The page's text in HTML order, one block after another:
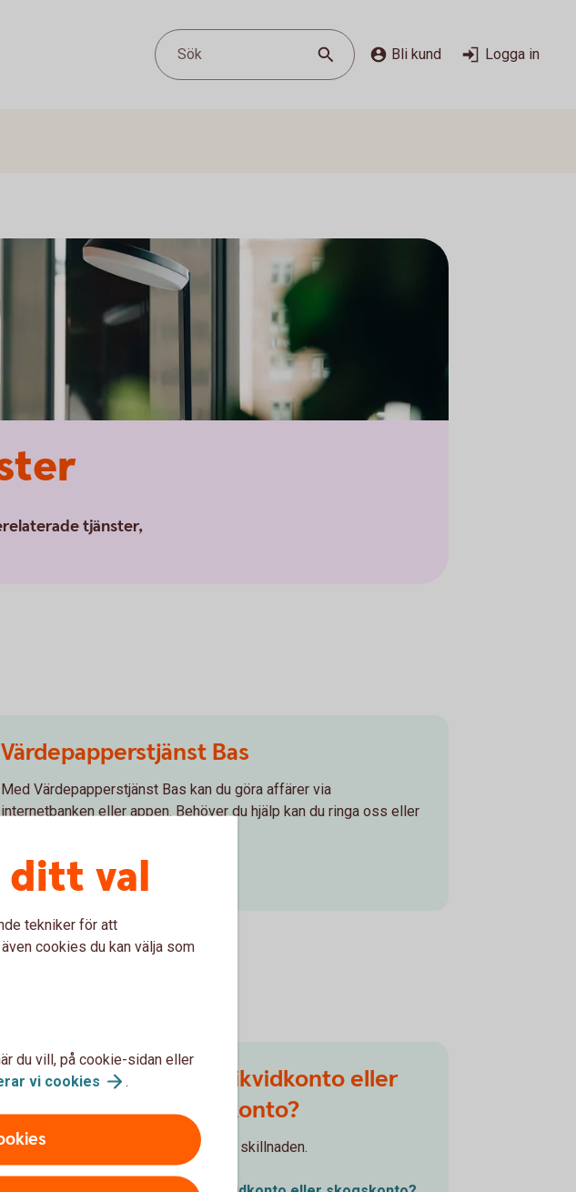
Sök Bli kund Logga in
tjänster,
Värdepapperstjänst Bas
Med Värdepapperstjänst Bas kan du göra affärer via
internetbanken eller appen. Behöver du hjälp kan du ringa oss eller
Värdepapperstjänst
Företag
Företag
för ditt
Skogslikvidkonto eller
skogskonto?
Vi förklarar skillnaden.
ditt val
tekniker för att
cookies du kan välja som
du vill, på cookie-sidan eller
vi cookies .